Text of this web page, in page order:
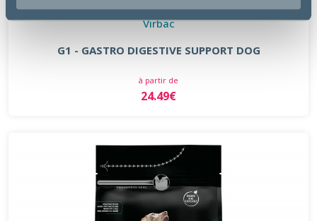
Virbac
G1 - GASTRO DIGESTIVE SUPPORT DOG
à partir de
24.49€